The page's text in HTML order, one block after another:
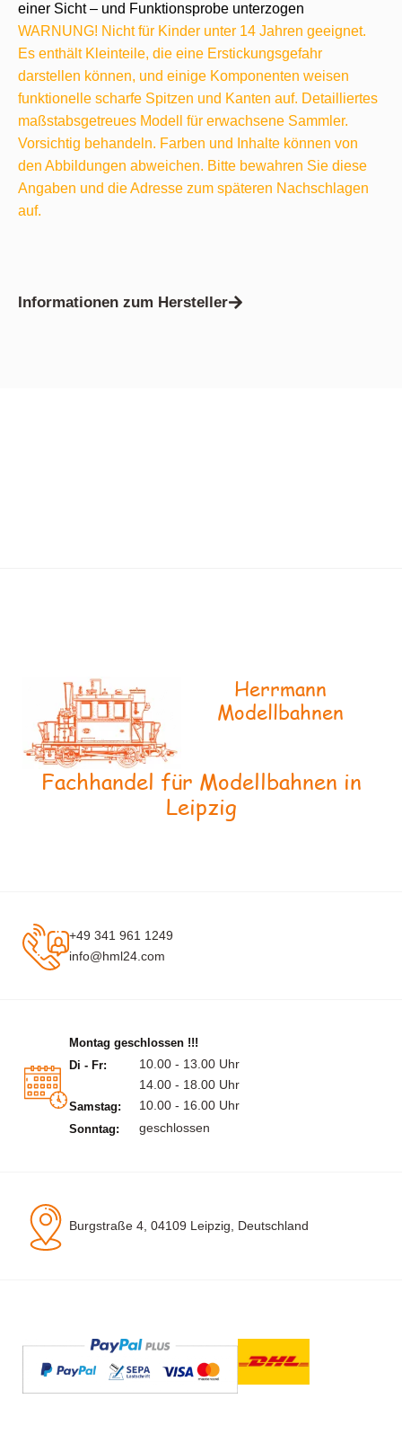
einer Sicht – und Funktionsprobe unterzogen
WARNUNG! Nicht für Kinder unter 14 Jahren geeignet.
Es enthält Kleinteile, die eine Erstickungsgefahr
darstellen können, und einige Komponenten weisen
funktionelle scharfe Spitzen und Kanten auf. Detailliertes
maßstabsgetreues Modell für erwachsene Sammler.
Vorsichtig behandeln. Farben und Inhalte können von
den Abbildungen abweichen. Bitte bewahren Sie diese
Angaben und die Adresse zum späteren Nachschlagen
auf.
Informationen zum Hersteller
Herrmann
Modellbahnen
Fachhandel für Modellbahnen in
Leipzig
+49 341 961 1249
info@hml24.com
Montag geschlossen !!!
Di - Fr:
10.00 - 13.00 Uhr
14.00 - 18.00 Uhr
Samstag: 10.00 - 16.00 Uhr
Sonntag: geschlossen
Burgstraße 4, 04109 Leipzig, Deutschland